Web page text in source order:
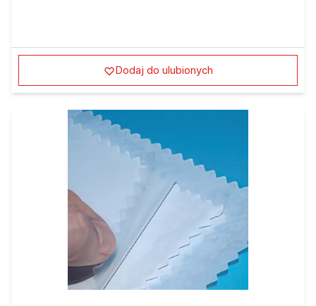
Dodaj do ulubionych